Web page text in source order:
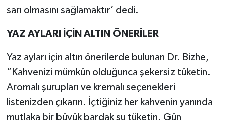
sarı olmasını sağlamaktır’ dedi.
YAZ AYLARI İÇİ N ALTIN ÖNER LER
Yaz ayları için altın önerilerde bulunan Dr. Bizhe,
“Kahvenizi mümkün olduğunca şekersiz tüketin.
Aromalı şurupları ve kremalı seçenekleri
listenizden çıkarın. İçtiğiniz her kahvenin yanında
mutlaka bir büyük bardak su tüketin. Gün